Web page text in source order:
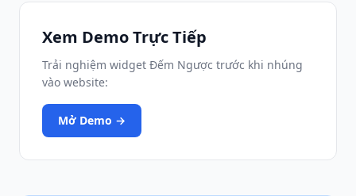
Xem Demo Trực Tiếp
Trải nghiệm widget Đếm Ngược trước khi nhúng
vào website:
Mở Demo →